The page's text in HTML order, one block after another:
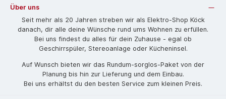
Über uns
Seit mehr als 20 Jahren streben wir als Elektro-Shop Köck
danach, dir alle deine Wünsche rund ums Wohnen zu erfüllen.
Bei uns findest du alles für dein Zuhause - egal ob
Geschirrspüler, Stereoanlage oder Kücheninsel.
Auf Wunsch bieten wir das Rund­um-sorg­los-Pa­ket von der
Planung bis hin zur Lieferung und dem Einbau.
Bei uns erhältst du den besten Service zum kleinen Preis.